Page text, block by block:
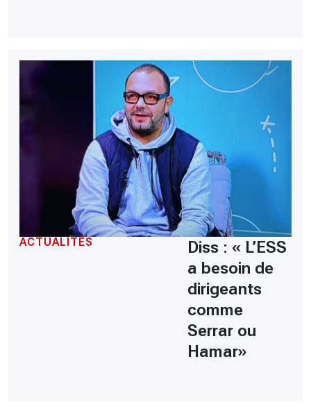
ACTUALITÉS
Diss : « L’ESS
a besoin de
dirigeants
comme
Serrar ou
Hamar»